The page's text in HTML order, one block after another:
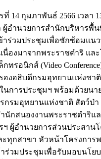
ที่ 14 กุมภาพันธ์ 2566 เวลา
ผู้อำนวยการสำนักบริหารพื้
ข้าร่วมประชุมเพื่อซักซ้อมแน
นื่องมาจากพระราชดำริ แล
กทรอนิกส์ (Video
องอธิบดีกรมอุทยานแห่งชา
นการประชุมฯ พร้อมด้วยนา
กรมอุทยานแห่งชาติ สัตว์ป่
นักสนองงานพระราชดำริแ
ผู้อำนวยการส่วนประสาน
ทุกสาขา หัวหน้าโครงการ
าร่วมประชุมเพื่อรับมอบนโย